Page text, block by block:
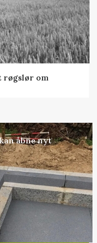
røgslør om
åbne nyt